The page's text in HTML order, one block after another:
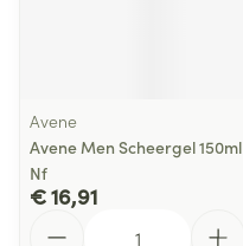
Avene
Avene Men Scheergel 150ml
Nf
€ 16,91